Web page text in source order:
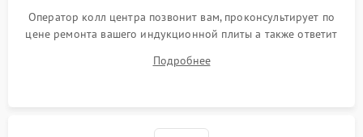
Оператор колл центра позвонит вам, проконсультирует по
цене ремонта вашего индукционной плиты а также ответит
Подробнее